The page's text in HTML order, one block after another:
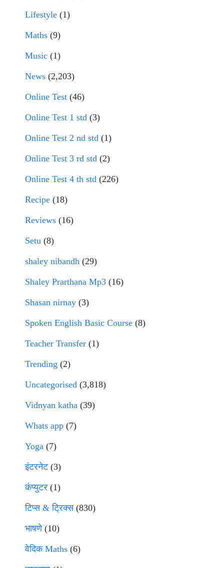
Lifestyle (1)
Maths (9)
Music (1)
News (2,203)
Online Test (46)
Online Test 1 std (3)
Online Test 2 nd std (1)
Online Test 3 rd std (2)
Online Test 4 th std (226)
Recipe (18)
Reviews (16)
Setu (8)
shaley nibandh (29)
Shaley Prarthana Mp3 (16)
Shasan nirnay (3)
Spoken English Basic Course (8)
Teacher Transfer (1)
Trending (2)
Uncategorised (3,818)
Vidnyan katha (39)
Whats app (7)
Yoga (7)
इंटरनेट(3)
कंप्युटर (1)
टिप्स & ट्रिक्स(830)
भाषणे(10)
वेदिक Maths (6)